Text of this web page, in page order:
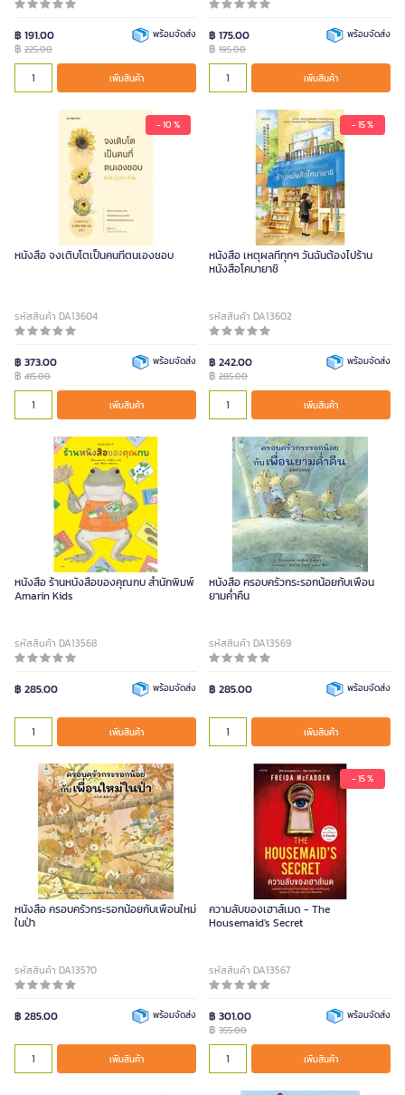
฿ 191.00
฿ 225.00
พร้อมจัดส่ง
เพิ่มสินค้า
฿ 175.00
฿ 195.00
พร้อมจัดส่ง
เพิ่มสินค้า
- 10 %
หนังสือ จงเติบโตเป็นคนที่ตนเองชอบ
รหัสสินค้า DA13604
฿ 373.00
฿ 415.00
พร้อมจัดส่ง
เพิ่มสินค้า
- 15 %
หนังสือ เหตุผลที่ทุกๆ วันฉันต้องไปร้าน
หนังสือโคบายาชิ
รหัสสินค้า DA13602
฿ 242.00
฿ 285.00
พร้อมจัดส่ง
เพิ่มสินค้า
หนังสือ ร้านหนังสือของคุณกบ สำนักพิมพ์
Amarin Kids
รหัสสินค้า DA13568
฿ 285.00 พร้อมจัดส่ง
เพิ่มสินค้า
หนังสือ ครอบครัวกระรอกน้อยกับเพื่อน
ยามค่ำคืน
รหัสสินค้า DA13569
฿ 285.00 พร้อมจัดส่ง
เพิ่มสินค้า
หนังสือ ครอบครัวกระรอกน้อยกับเพื่อนใหม่
ในป่า
รหัสสินค้า DA13570
฿ 285.00 พร้อมจัดส่ง
เพิ่มสินค้า
- 15 %
ความลับของเฮาส์เมด - The
Housemaid's Secret
รหัสสินค้า DA13567
฿ 301.00
฿ 355.00
พร้อมจัดส่ง
เพิ่มสินค้า